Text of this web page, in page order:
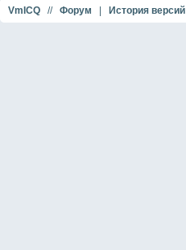
VmICQ // Форум История версий